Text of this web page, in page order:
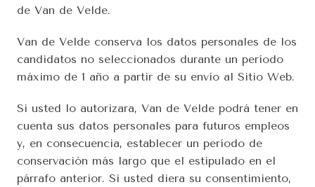
de Van de Velde.
Van de Velde conserva los datos personales de los
candidatos no seleccionados durante un período
máximo de 1 año a partir de su envío al Sitio Web.
Si usted lo autorizara, Van de Velde podrá tener en
cuenta sus datos personales para futuros empleos
y, en consecuencia, establecer un período de
conservación más largo que el estipulado en el
párrafo anterior. Si usted diera su consentimiento,